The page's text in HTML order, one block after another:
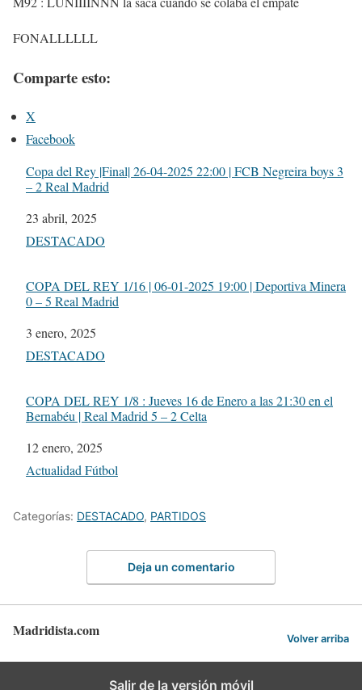
FONALLLLLL
Comparte esto:
X
Facebook
Copa del Rey |Final| 26-04-2025 22:00 | FCB Negreira boys 3
– 2 Real Madrid
Fecha
23 abril, 2025
Respecto a
DESTACADO
COPA DEL REY 1/16 | 06-01-2025 19:00 | Deportiva Minera
0 – 5 Real Madrid
Fecha
3 enero, 2025
Respecto a
DESTACADO
COPA DEL REY 1/8 : Jueves 16 de Enero a las 21:30 en el
Bernabéu | Real Madrid 5 – 2 Celta
Fecha
12 enero, 2025
Respecto a
Actualidad Fútbol
Categorías: DESTACADO, PARTIDOS
Deja un comentario
Madridista.com Volver arriba
Salir de la versión móvil